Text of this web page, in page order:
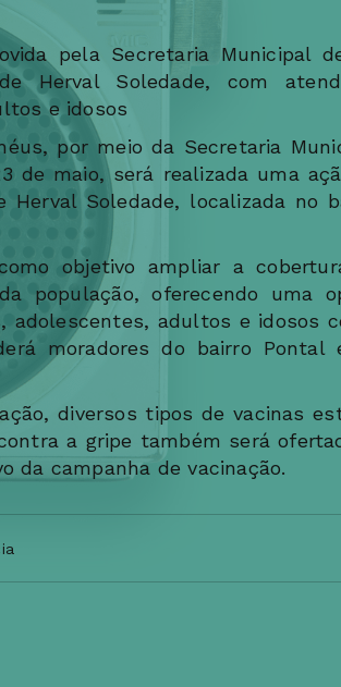
pela Secretaria Municipal
Herval Soledade, com
e idosos
por meio da Secretaria
de maio, será realizada uma
Herval Soledade, localizada no
objetivo ampliar a
população, oferecendo uma
adolescentes, adultos e idosos
moradores do bairro
diversos tipos de vacinas
a gripe também será
da campanha de vacinação.